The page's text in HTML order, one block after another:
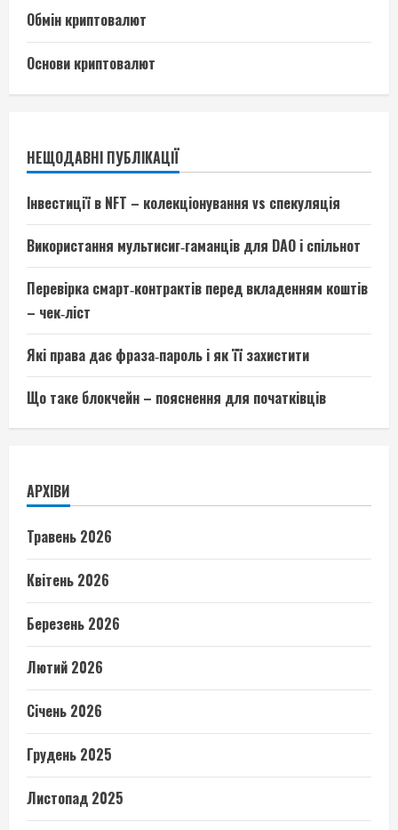
Обмін криптовалют
Основи криптовалют
НЕЩОДАВНІ ПУБЛІКАЦІЇ
Інвестиції в NFT – колекціонування vs спекуляція
Використання мультисиг‑гаманців для DAO і спільнот
Перевірка смарт‑контрактів перед вкладенням коштів
– чек‑ліст
Які права дає фраза‑пароль і як її захистити
Що таке блокчейн – пояснення для початківців
АРХІВИ
Травень 2026
Квітень 2026
Березень 2026
Лютий 2026
Січень 2026
Грудень 2025
Листопад 2025